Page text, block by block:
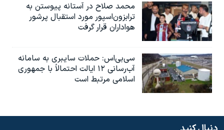
محمد صلاح در آستانه پیوستن به
ترابزون‌اسپور مورد استقبال پرشور
هواداران قرار گرفت
سی‌بی‌اس: حملات سایبری به سامانه
آب‌رسانی ۱۲ ایالت احتمالاً با جمهوری
اسلامی مرتبط است